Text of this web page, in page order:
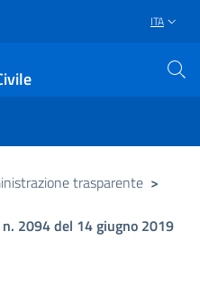
ITA
trasparente >
2094 del 14 giugno 2019